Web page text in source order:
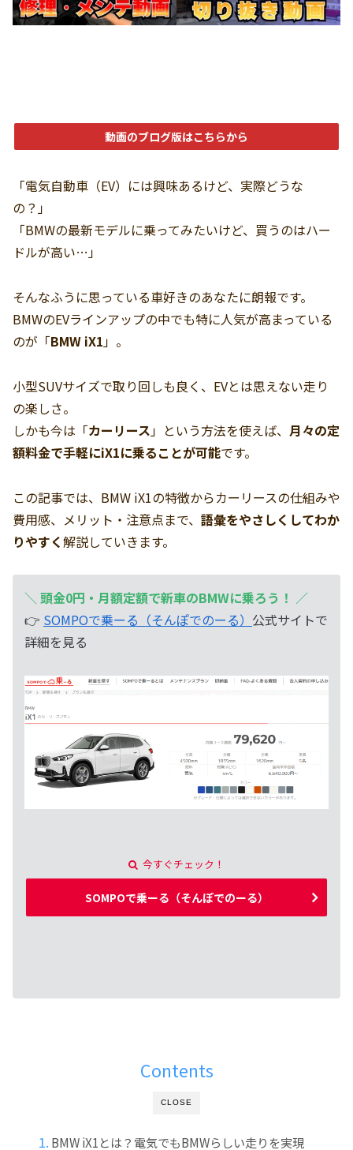
動画のブログ版はこちらから
「電気自動車（EV）には興味あるけど、実際どうな
の？」
「BMWの最新モデルに乗ってみたいけど、買うのはハー
ドルが高い…」
そんなふうに思っている車好きのあなたに朗報です。
BMWのEVラインアップの中でも特に人気が高まっている
のが「BMW iX1」。
小型SUVサイズで取り回しも良く、EVとは思えない走り
の楽しさ。
しかも今は「カーリース 」という方法を使えば、 月々の定
額料金で手軽にiX1に乗ることが可能です。
この記事では、BMW iX1の特徴からカーリースの仕組みや
費用感、メリット・注意点まで、 語彙をやさしくしてわか
りやすく解説していきます。
＼ 頭金0円・月額定額で新車のBMWに乗ろう！ ／
👉 SOMPOで乗ーる（そんぽでのーる） 公式サイトで
詳細を見る
今すぐチェック！
SOMPOで乗ーる（そんぽでのーる）
CLOSE
Contents
BMW iX1とは？電気でもBMWらしい走りを実現